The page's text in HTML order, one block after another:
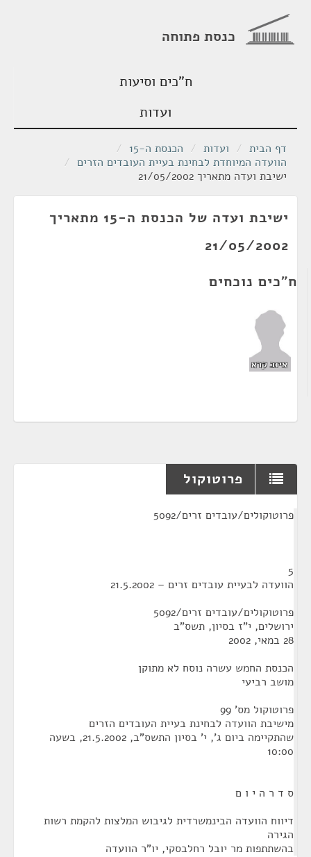
כנסת פתוחה
ח"כים וסיעות
ועדות
דף הבית / ועדות / הכנסת ה-15
/
הוועדה המיוחדת לבחינת בעיית העובדים הזרים /
ישיבת ועדה מתאריך 21/05/2002
ישיבת ועדה של הכנסת ה-15 מתאריך
21/05/2002
ח"כים נוכחים
איוב קרא
פרוטוקול
פרוטוקולים/עובדים זרים/5092
5
הוועדה לבעיית עובדים זרים – 21.5.2002
פרוטוקולים/עובדים זרים/5092
ירושלים, י"ז בסיון, תשס"ב
28 במאי, 2002
הכנסת החמש עשרה נוסח לא מתוקן
מושב רביעי
פרוטוקול מס' 99
מישיבת הוועדה לבחינת בעיית העובדים הזרים
שהתקיימה ביום ג', י' בסיון התשס"ב, 21.5.2002, בשעה
10:00
ס ד ר ה י ו ם
דיווח הוועדה הבינמשרדית לגיבוש המלצות להקמת רשות
הגירה
בהשתתפות מר יובל רחלבסקי, יו"ר הוועדה